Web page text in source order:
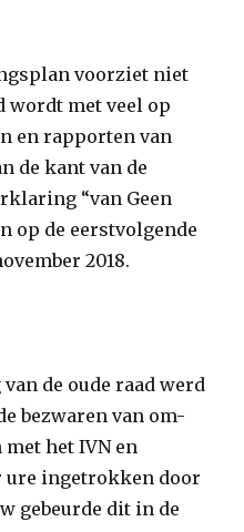
voorziet niet
wordt met veel op
en rapporten van
de kant van de
“van Geen
op de eerstvolgende
2018.
de oude raad werd
bezwaren van om-
het IVN en
ure ingetrokken door
gebeurde dit in de